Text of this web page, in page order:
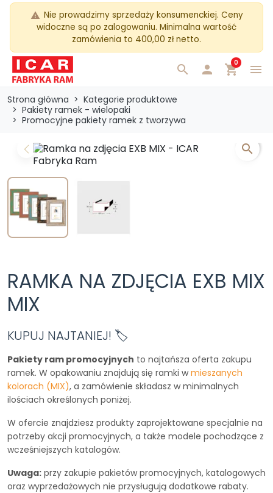
warning Nie prowadzimy sprzedaży konsumenckiej. Ceny
widoczne są po zalogowaniu. Minimalna wartość
zamówienia to 400,00 zł netto.
menu
search  shopping_cart
0
Strona główna
Kategorie produktowe
Pakiety ramek - wielopaki
Promocyjne pakiety ramek z tworzywa
Previous Next
search
RAMKA NA ZDJĘCIA EXB MIX
MIX
KUPUJ NAJTANIEJ! 🏷️
Pakiety ram promocyjnych to najtańsza oferta zakupu
ramek. W opakowaniu znajdują się ramki wmieszanych
kolorach (MIX), a zamówienie składasz w minimalnych
ilościach określonych poniżej.
W ofercie znajdziesz produkty zaprojektowane specjalnie na
potrzeby akcji promocyjnych, a także modele pochodzące z
wcześniejszych katalogów.
Uwaga: przy zakupie pakietów promocyjnych, katalogowych
oraz wyprzedażowych nie przysługują dodatkowe rabaty.